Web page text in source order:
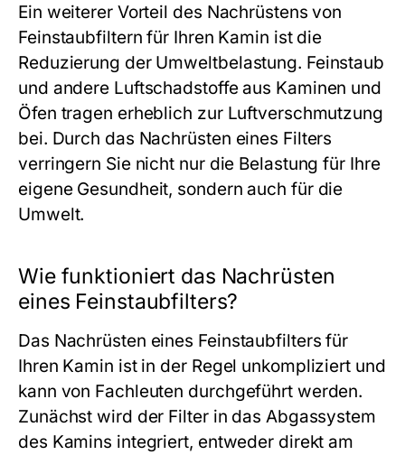
Ein weiterer Vorteil des Nachrüstens von
Feinstaubfiltern für Ihren Kamin ist die
Reduzierung der Umweltbelastung. Feinstaub
und andere Luftschadstoffe aus Kaminen und
Öfen tragen erheblich zur Luftverschmutzung
bei. Durch das Nachrüsten eines Filters
verringern Sie nicht nur die Belastung für Ihre
eigene Gesundheit, sondern auch für die
Umwelt.
Wie funktioniert das Nachrüsten
eines Feinstaubfilters?
Das Nachrüsten eines Feinstaubfilters für
Ihren Kamin ist in der Regel unkompliziert und
kann von Fachleuten durchgeführt werden.
Zunächst wird der Filter in das Abgassystem
des Kamins integriert, entweder direkt am